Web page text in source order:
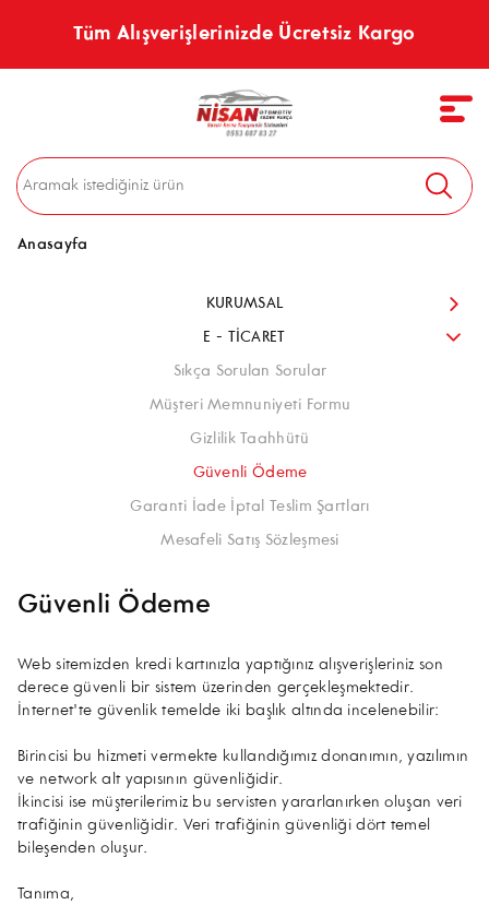
Tüm Alışverişlerinizde Ücretsiz Kargo
Anasayfa
KURUMSAL
E - TİCARET
Sıkça Sorulan Sorular
Müşteri Memnuniyeti Formu
Gizlilik Taahhütü
Güvenli Ödeme
Garanti İade İptal Teslim Şartları
Mesafeli Satış Sözleşmesi
Güvenli Ödeme
Web sitemizden kredi kartınızla yaptığınız alışverişleriniz son
derece güvenli bir sistem üzerinden gerçekleşmektedir.
İnternet'te güvenlik temelde iki başlık altında incelenebilir:
Birincisi bu hizmeti vermekte kullandığımız donanımın, yazılımın
ve network alt yapısının güvenliğidir.
İkincisi ise müşterilerimiz bu servisten yararlanırken oluşan veri
trafiğinin güvenliğidir. Veri trafiğinin güvenliği dört temel
bileşenden oluşur.
Tanıma,